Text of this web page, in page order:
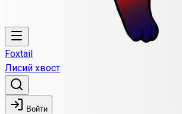
Foxtail
Лисий хвост
Войти